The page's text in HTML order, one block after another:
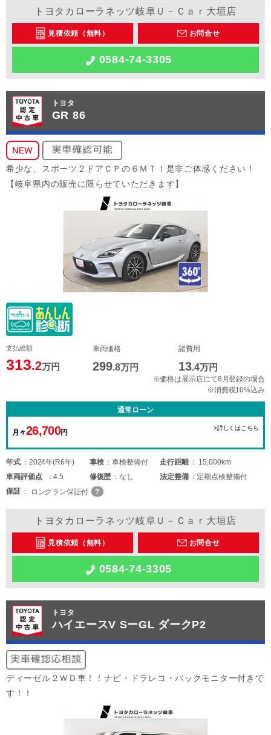
トヨタカローラネッツ岐阜Ｕ－Ｃａｒ大垣店
見積依頼（無料） お問合せ
0584-74-3305
トヨタ
GR 86
希少な、スポーツ２ドアＣＰの６ＭＴ！是非ご体感ください！
【岐阜県内の販売に限らせていただきます】
支払総額
313.2万円
車両価格
299.8万円
諸費用
13.4万円
※価格は展示店にて8月登録の場合
※消費税10%込み
通常ローン
月々26,700円
>詳しくはこちら
年式 2024年(R6年) 車検 車検整備付 走行距離
15,000km
車両評価点 4.5 修復歴 なし 法定整備
定期点検整備付
保証
ロングラン保証付
トヨタカローラネッツ岐阜Ｕ－Ｃａｒ大垣店
見積依頼（無料） お問合せ
0584-74-3305
トヨタ
ハイエースV SーGL ダークP2
ディーゼル２ＷＤ車！！ナビ・ドラレコ・バックモニター付きで
す！！